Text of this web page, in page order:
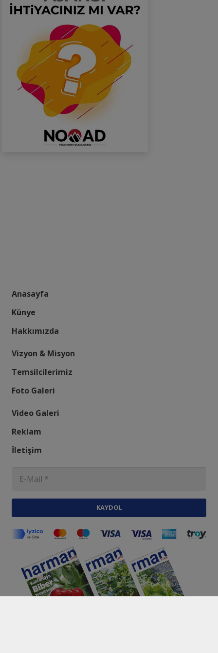
Anasayfa
Künye
Hakkımızda
Vizyon & Misyon
Temsilcilerimiz
Foto Galeri
Video Galeri
Reklam
İletişim
KAYDOL